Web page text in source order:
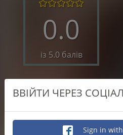
0.0
із 5.0 балів
Якість виконаної роботи
ВВІЙТИ ЧЕРЕЗ
Sign in